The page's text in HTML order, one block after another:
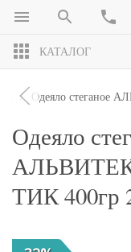
КАТАЛОГ
Одеяло стеганое
Одеяло
ТИК 400гр